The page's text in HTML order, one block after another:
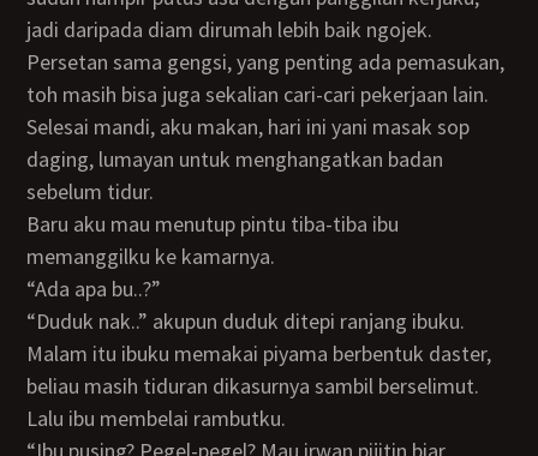
jadi daripada diam dirumah lebih baik ngojek.
Persetan sama gengsi, yang penting ada pemasukan,
toh masih bisa juga sekalian cari-cari pekerjaan lain.
Selesai mandi, aku makan, hari ini yani masak sop
daging, lumayan untuk menghangatkan badan
sebelum tidur.
Baru aku mau menutup pintu tiba-tiba ibu
memanggilku ke kamarnya.
“Ada apa bu..?”
“Duduk nak..” akupun duduk ditepi ranjang ibuku.
Malam itu ibuku memakai piyama berbentuk daster,
beliau masih tiduran dikasurnya sambil berselimut.
Lalu ibu membelai rambutku.